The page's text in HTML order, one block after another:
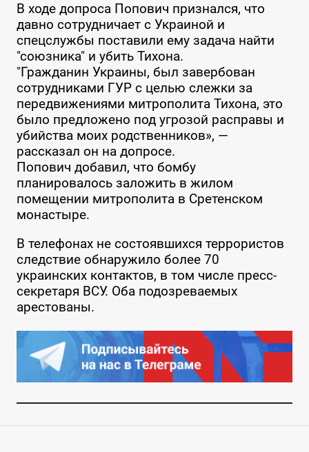
В ходе допроса Попович признался, что
давно сотрудничает с Украиной и
спецслужбы поставили ему задача найти
"союзника" и убить Тихона.
"Гражданин Украины, был завербован
сотрудниками ГУР с целью слежки за
передвижениями митрополита Тихона, это
было предложено под угрозой расправы и
убийства моих родственников», —
рассказал он на допросе.
Попович добавил, что бомбу
планировалось заложить в жилом
помещении митрополита в Сретенском
монастыре.
В телефонах не состоявшихся террористов
следствие обнаружило более 70
украинских контактов, в том числе пресс-
секретаря ВСУ. Оба подозреваемых
арестованы.